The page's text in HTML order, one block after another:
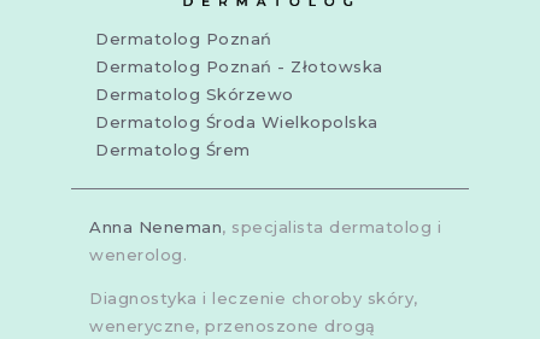
Dermatolog Poznań
Dermatolog Poznań - Złotowska
Dermatolog Skórzewo
Dermatolog Środa Wielkopolska
Dermatolog Śrem
Anna Neneman, specjalista dermatolog i
wenerolog.
Diagnostyka i leczenie choroby skóry,
weneryczne, przenoszone drogą